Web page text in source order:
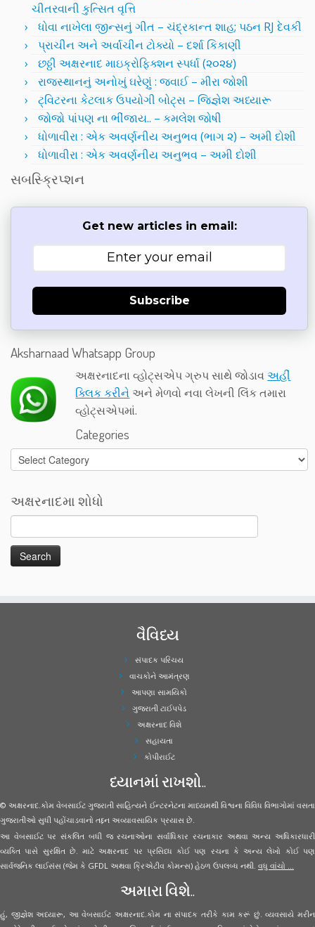
ચીતરવાની કુત્સિત વૃત્તિ
ધોવા નાખેલા જીન્સનું ગીત – ચંદ્રકાન્ત શાહ; પઠન RJ દેવકી
પ્રાચીન અને અર્વાચીન ટોક્યો – દર્શા કિકાણી
છઠ્ઠી અક્ષરનાદ માઇક્રોફિક્શન સ્પર્ધા (૨૦૨૪)
રાજસ્થાનનું અનોખું ઘરેણું : જવાઈ – મીરા જોશી
ટ્વિટરના કેટલાક ઉપયોગી બોટ્સ – જિજ્ઞેશ અધ્યારૂ
જોજો પાંપણ ના ભીંજાય.. – કમલેશ જોષી
ધોળાવીરા : એક અવર્ણનીય અનુભવ (ભાગ ૨) – અમી દોશી
ધોળાવીરા : એક અવર્ણનીય અનુભવ – અમી દોશી
સબસ્ક્રિપ્શન
Get new articles in email:
Subscribe
Aksharnaad Whatsapp Group
અક્ષરનાદના વ્હોટ્સએપ ગ્રુપ સાથે જોડાવઅહીં
ક્લિક કરીને અને મેળવો નવા લેખની લિંક તમારા
વ્હોટ્સએપમાં.
Categories
Categories
અક્ષરનાદમા શોધો
વૈવિધ્ય
સંપાદક પરિચય
વાચકોને આમંત્રણ
આપણા સામયિકો
ગુજરાતી ટાઈપપેડ
અક્ષરનાદ વિશે
સહાયતા
કોપીરાઈટ
ધ્યાનમાં રાખશો..
© અક્ષરનાદ.કોમ વેબસાઈટ ગુજરાતી સાહિત્યને ઈન્ટરનેટના માધ્યમથી વિશ્વના વિવિધ વિભાગોમાં વસતા
ગુજરાતીઓ સુધી પહોંચાડવાનો તદ્દન અવ્યાવસાયિક પ્રયાસ છે.
આ વેબસાઈટ પર સંકલિત બધી જ રચનાઓના સર્વાધિકાર રચનાકાર અથવા અન્ય અધિકારધારી
વ્યક્તિ પાસે સુરક્ષિત છે. માટે અક્ષરનાદ પર પ્રસિધ્ધ કોઈ પણ રચના કે અન્ય લેખો કોઈ પણ
સાર્વજનિક લાઈસંસ (જેમ કે GFDL અથવા ક્રિએટીવ કોમન્સ) હેઠળ ઉપલબ્ધ નથી. વધુ વાંચો ...
અમારા વિશે..
હું, જીજ્ઞેશ અધ્યારૂ, આ વેબસાઈટ અક્ષરનાદ.કોમ ના સંપાદક તરીકે કામ કરૂં છું. વ્યવસાયે મરીન